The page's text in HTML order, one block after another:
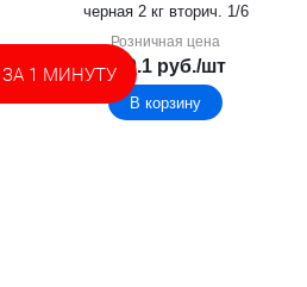
черная 2 кг вторич. 1/6
Розничная цена
450.1 руб./шт
В корзину
1 МИНУТУ